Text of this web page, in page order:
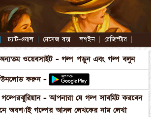
| চ্যাট-ওয়াল | মেসেজ বক্স | লগইন | রেজিস্টার |
ওয়েবসাইট - গল্প পড়ুন এবং গল্প বলুন
করুন -
গল্পেরঝুরিয়ান - আপনারা যে গল্প সাবমিট করবেন
অবশ্যাই গল্পের আসল লেখকের নাম লেখা